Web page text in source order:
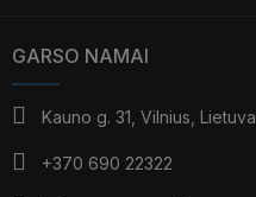
GARSO NAMAI
Kauno g. 31, Vilnius, Lietuva
+370 690 22322